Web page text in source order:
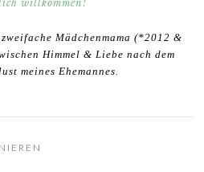
Mädchenmama (*2012 &
Himmel & Liebe nach dem
meines Ehemannes.